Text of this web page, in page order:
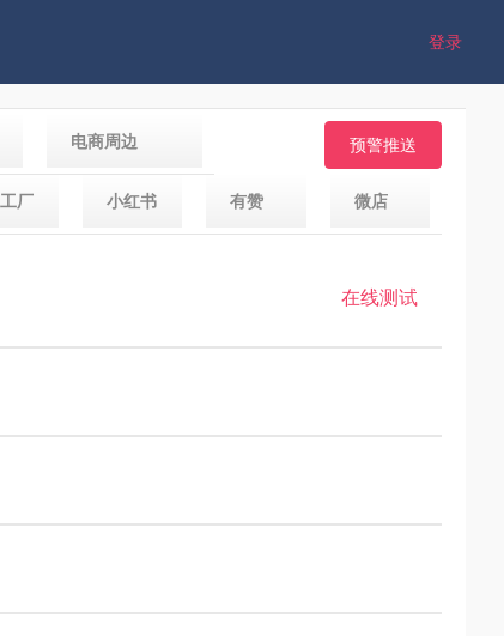
登录
电商周边 预警推送
厂 小红书 有赞 微店
在线测试